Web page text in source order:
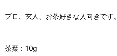
プロ、玄人、お茶好きな人向きです。
茶葉：10g